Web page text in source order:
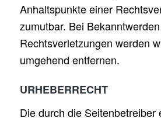
Anhaltspunkte einer
zumutbar. Bei
Rechtsverletzungen werden
umgehend entfernen.
URHEBERRECHT
Die durch die Seitenbetreiber